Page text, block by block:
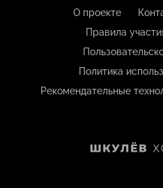
О проекте
Правила
Политика
Рекомендательные